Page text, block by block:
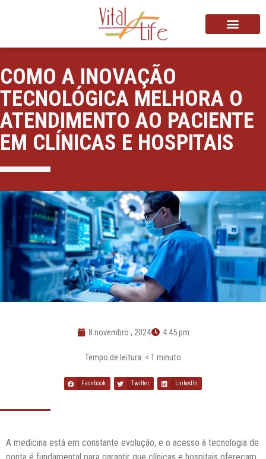
COMO A INOVAÇÃO
TECNOLÓGICA MELHORA O
ATENDIMENTO AO PACIENTE
EM CLÍNICAS E HOSPITAIS
8 novembro , 2024 4:45 pm
Tempo de leitura: < 1 minuto
Facebook Twitter LinkedIn
A medicina está em constante evolução, e o acesso à tecnologia de